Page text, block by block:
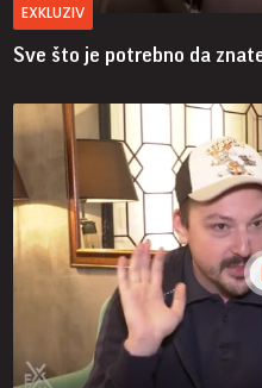
EXKLUZIV
Sve što je potrebno da